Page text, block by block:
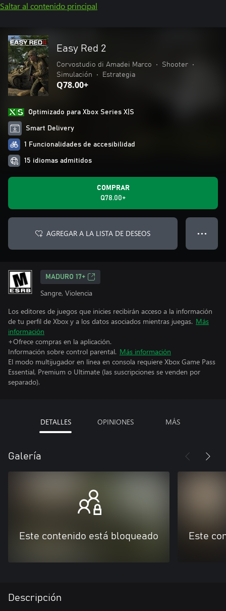
Saltar al contenido principal
Easy Red 2
Corvostudio di Amadei Marco • Shooter
•
Simulación
• Estrategia
Q78.00+
Optimizado para Xbox Series X|S
Smart Delivery
1 Funcionalidades de accesibilidad
15 idiomas admitidos
COMPRAR
Q78.00+
AGREGAR A LA LISTA DE DESEOS ● ● ●
MADURO 17+
Sangre, Violencia
Los editores de juegos que inicies recibirán acceso a la información
de tu perfil de Xbox y a los datos asociados mientras juegas. Más
información
+Ofrece compras en la aplicación.
Información sobre control parental. Más información
El modo multijugador en línea en consola requiere Xbox Game Pass
Essential, Premium o Ultimate (las suscripciones se venden por
separado).
DETALLES OPINIONES MÁS
Galería
Este contenido está bloqueado Este
Descripción